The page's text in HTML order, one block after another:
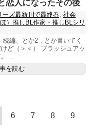
恋人になったその後
ーズ最新刊で最終巻, 社会
ほ）推しBL作家・推しBLシリ
編、とか2，とか書いてく
ど（＞＜） ブラッシュアッ
...
を読む
6 7 8 9